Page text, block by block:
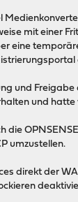
mit einer
eine
und
und
die
umzustellen.
direkt der